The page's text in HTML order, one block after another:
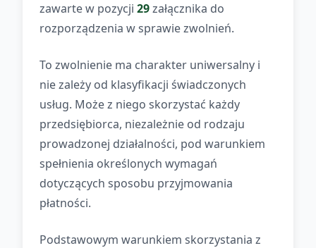
zawarte w pozycji 29załącznika do
rozporządzenia w sprawie zwolnień.
To zwolnienie ma charakter uniwersalny i
nie zależy od klasyfikacji świadczonych
usług. Może z niego skorzystać każdy
przedsiębiorca, niezależnie od rodzaju
prowadzonej działalności, pod warunkiem
spełnienia określonych wymagań
dotyczących sposobu przyjmowania
płatności.
Podstawowym warunkiem skorzystania z